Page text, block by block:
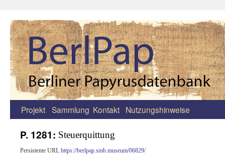
Zum
springen
Projekt Sammlung Kontakt Nutzungshinweise
P. 1281: Steuerquittung
Persistente URL https://berlpap.smb.museum/06829/